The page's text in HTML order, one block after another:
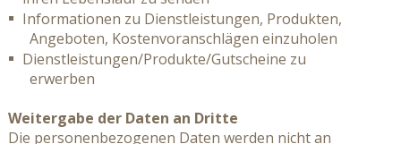
Informationen zu Dienstleistungen, Produkten,
Angeboten, Kostenvoranschlägen einzuholen
Dienstleistungen/Produkte/Gutscheine zu
erwerben
Weitergabe der Daten an Dritte
Die personenbezogenen Daten werden nicht an